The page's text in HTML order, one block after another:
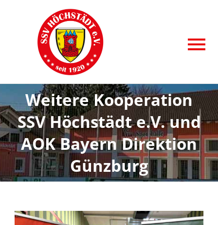
AKTUELLE BEITRÄGE
SPORTABTEILUNGEN
ANGEBOTE
VITAL&AKTIV
KIDSSPORT
SSV HÖCHSTÄDT e.V.
Weitere Kooperation
SSV Höchstädt e.V. und
AOK Bayern Direktion
Günzburg